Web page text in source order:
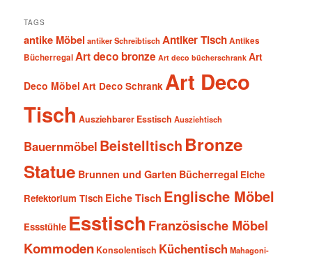
TAGS
antike Möbel antiker Schreibtisch Antiker TischAntikes
BücherregalArt deco bronze Art deco bücherschrank Art
Deco Möbel Art Deco Schrank Art Deco
Tisch Ausziehbarer Esstisch Ausziehtisch
Bauernmöbel Beistelltisch Bronze
Statue Brunnen und Garten Bücherregal Eiche
Refektorium Tisch Eiche Tisch Englische Möbel
Essstühle Esstisch Französische Möbel
Kommoden Konsolentisch Küchentisch Mahagoni-